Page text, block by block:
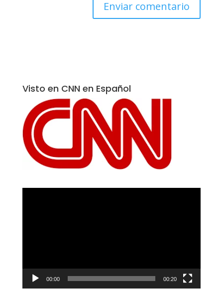
Visto en CNN en Español
00:00 00:20